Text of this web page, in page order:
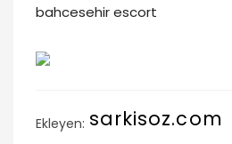
bahcesehir escort
Ekleyen: sarkisoz.com